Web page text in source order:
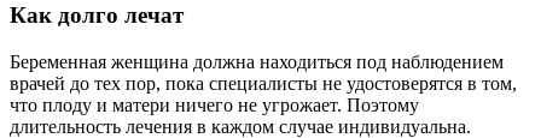
Как долго лечат
Беременная женщина должна находиться под наблюдением
врачей до тех пор, пока специалисты не удостоверятся в том,
что плоду и матери ничего не угрожает. Поэтому
длительность лечения в каждом случае индивидуальна.